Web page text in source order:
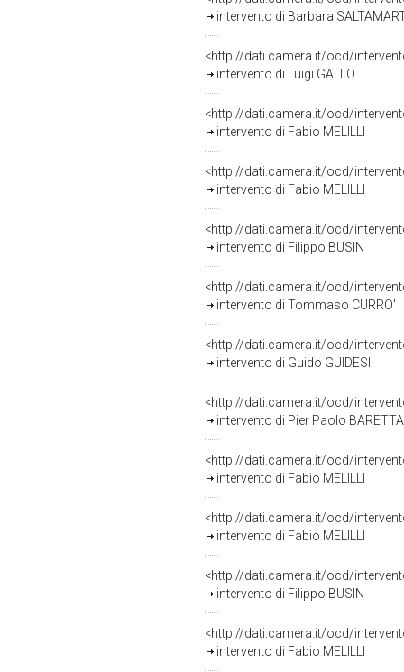
intervento di Barbara
<http://dati.camera.it/ocd/
intervento di Luigi GALLO
<http://dati.camera.it/ocd/
intervento di Fabio MELILLI
<http://dati.camera.it/ocd/
intervento di Fabio MELILLI
<http://dati.camera.it/ocd/
intervento di Filippo BUSIN
<http://dati.camera.it/ocd/
intervento di Tommaso CURRO'
<http://dati.camera.it/ocd/
intervento di Guido GUIDESI
<http://dati.camera.it/ocd/
intervento di Pier Paolo BARETTA
<http://dati.camera.it/ocd/
intervento di Fabio MELILLI
<http://dati.camera.it/ocd/
intervento di Fabio MELILLI
<http://dati.camera.it/ocd/
intervento di Filippo BUSIN
<http://dati.camera.it/ocd/
intervento di Fabio MELILLI